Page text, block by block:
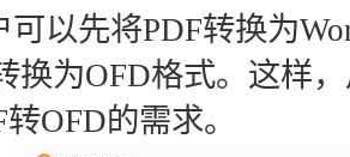
可以先将PDF转换为
换为OFD格式。这样
OFD的需求。